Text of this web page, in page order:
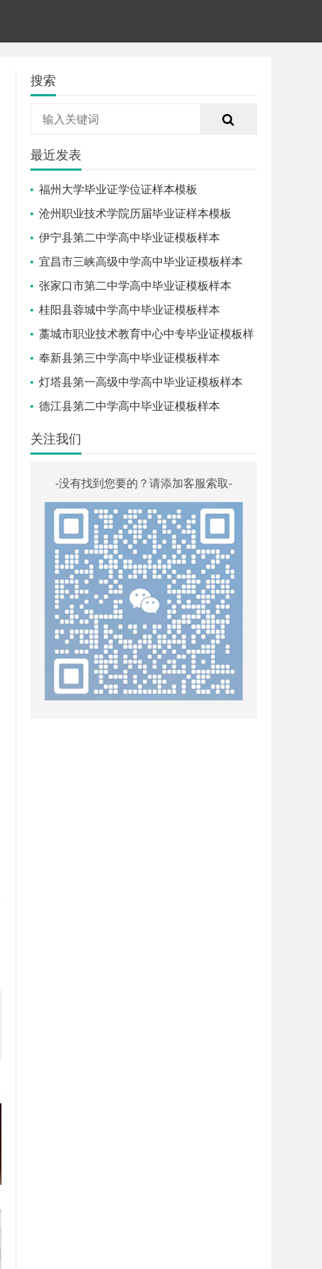
搜索
最近发表
福州大学毕业证学位证样本模板
沧州职业技术学院历届毕业证样本模板
伊宁县第二中学高中毕业证模板样本
宜昌市三峡高级中学高中毕业证模板样本
张家口市第二中学高中毕业证模板样本
桂阳县蓉城中学高中毕业证模板样本
藁城市职业技术教育中心中专毕业证模板样
本奉新县第三中学高中毕业证模板样本
灯塔县第一高级中学高中毕业证模板样本
德江县第二中学高中毕业证模板样本
关注我们
-没有找到您要的？请添加客服索取-